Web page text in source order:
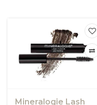
Mineralogie Lash